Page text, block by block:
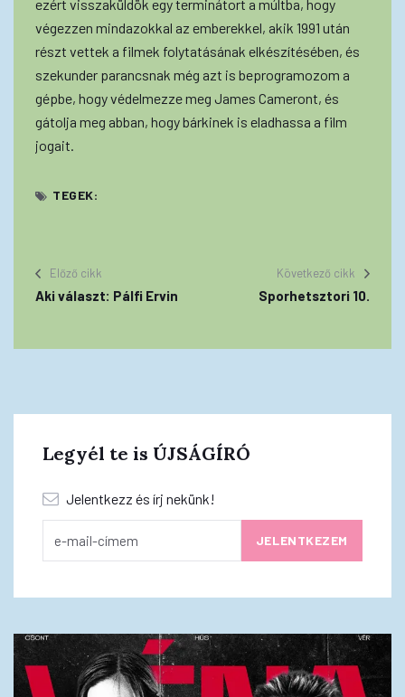
ezért visszaküldök egy terminátort a múltba, hogy
végezzen mindazokkal az emberekkel, akik 1991 után
részt vettek a filmek folytatásának elkészítésében, és
szekunder parancsnak még azt is beprogramozom a
gépbe, hogy védelmezze meg James Cameront, és
gátolja meg abban, hogy bárkinek is eladhassa a film
jogait.
TEGEK:
Előző cikk
Aki választ: Pálfi Ervin
Következő cikk
Sporhetsztori 10.
Legyél te is ÚJSÁGÍRÓ
Jelentkezz és írj nekünk!